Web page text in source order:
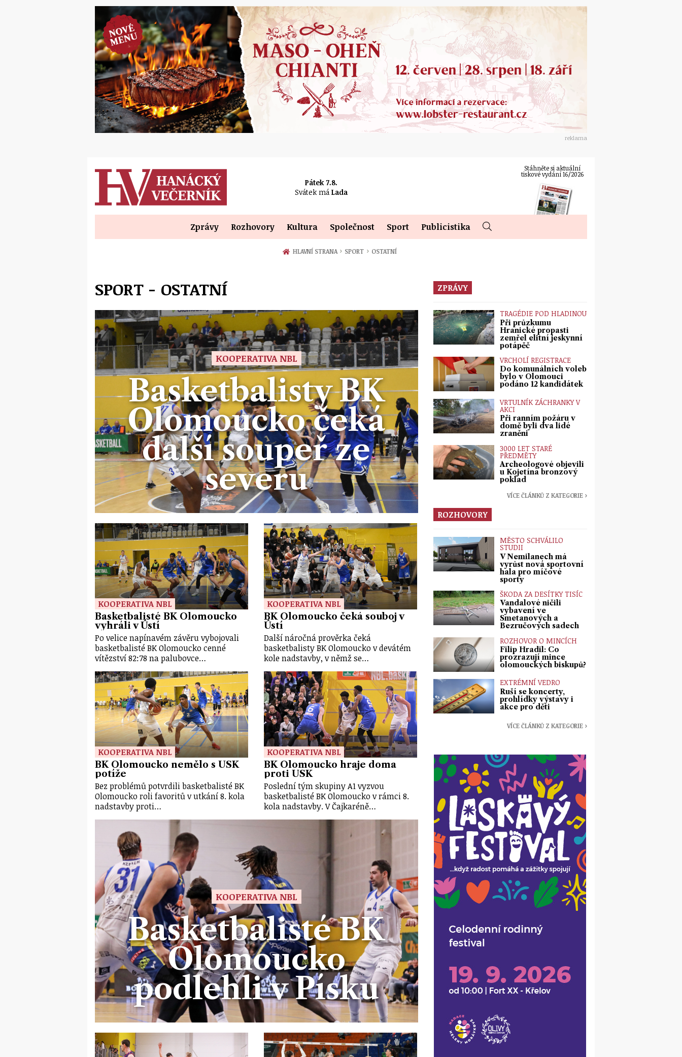
reklama
Pátek 7.8.
Svátek má Lada
Stáhněte si aktuální
tiskové vydání 16/2026
Zprávy Rozhovory Kultura Společnost Sport Publicistika
HLAVNÍ STRANA › SPORT › OSTATNÍ
SPORT - OSTATNÍ
KOOPERATIVA NBL
Basketbalisty BK
Olomoucko čeká
další soupeř ze
severu
KOOPERATIVA NBL
Basketbalisté BK Olomoucko
vyhráli v Ústí
Po velice napínavém závěru vybojovali
basketbalisté BK Olomoucko cenné
vítězství 82:78 na palubovce…
KOOPERATIVA NBL
BK Olomoucko čeká souboj v
Ústí
Další náročná prověrka čeká
basketbalisty BK Olomoucko v devátém
kole nadstavby, v němž se…
KOOPERATIVA NBL
BK Olomoucko nemělo s USK
potíže
Bez problémů potvrdili basketbalisté BK
Olomoucko roli favoritů v utkání 8. kola
nadstavby proti…
KOOPERATIVA NBL
BK Olomoucko hraje doma
proti USK
Poslední tým skupiny A1 vyzvou
basketbalisté BK Olomoucko v rámci 8.
kola nadstavby. V Čajkaréně…
KOOPERATIVA NBL
Basketbalisté BK
Olomoucko
podlehli v Písku
ZPRÁVY
TRAGÉDIE POD HLADINOU
Při průzkumu
Hranické propasti
zemřel elitní jeskynní
potápěč
VRCHOLÍ REGISTRACE
Do komunálních voleb
bylo v Olomouci
podáno 12 kandidátek
VRTULNÍK ZÁCHRANKY V
AKCI
Při ranním požáru v
domě byli dva lidé
zraněni
3000 LET STARÉ
PŘEDMĚTY
Archeologové objevili
u Kojetína bronzový
poklad
VÍCE ČLÁNKŮ Z KATEGORIE ›
ROZHOVORY
MĚSTO SCHVÁLILO
STUDII
V Nemilanech má
vyrůst nová sportovní
hala pro míčové
sporty
ŠKODA ZA DESÍTKY TISÍC
Vandalové ničili
vybavení ve
Smetanových a
Bezručových sadech
ROZHOVOR O MINCÍCH
Filip Hradil: Co
prozrazují mince
olomouckých biskupů?
EXTRÉMNÍ VEDRO
Ruší se koncerty,
prohlídky výstavy i
akce pro děti
VÍCE ČLÁNKŮ Z KATEGORIE ›